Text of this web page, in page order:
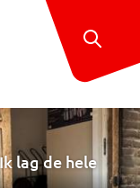
lag de hele